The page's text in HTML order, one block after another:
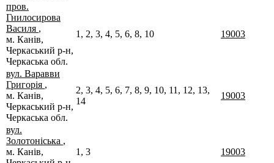
пров.
Гнилосирова
Василя ,
м. Канів,
Черкаський р-н,
Черкаська обл.
1, 2, 3, 4, 5, 6, 8, 10 19003
вул. Варавви
Григорія ,
м. Канів,
Черкаський р-н,
Черкаська обл.
2, 3, 4, 5, 6, 7, 8, 9, 10, 11, 12, 13,
14
19003
вул.
Золотоніська ,
м. Канів,
1, 3 19003